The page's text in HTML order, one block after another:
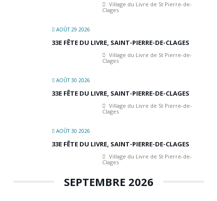
Village du Livre de St Pierre-de-
Clages
AOÛT 29 2026
33E FÊTE DU LIVRE, SAINT-PIERRE-DE-CLAGES
Village du Livre de St Pierre-de-
Clages
AOÛT 30 2026
33E FÊTE DU LIVRE, SAINT-PIERRE-DE-CLAGES
Village du Livre de St Pierre-de-
Clages
AOÛT 30 2026
33E FÊTE DU LIVRE, SAINT-PIERRE-DE-CLAGES
Village du Livre de St Pierre-de-
Clages
SEPTEMBRE 2026